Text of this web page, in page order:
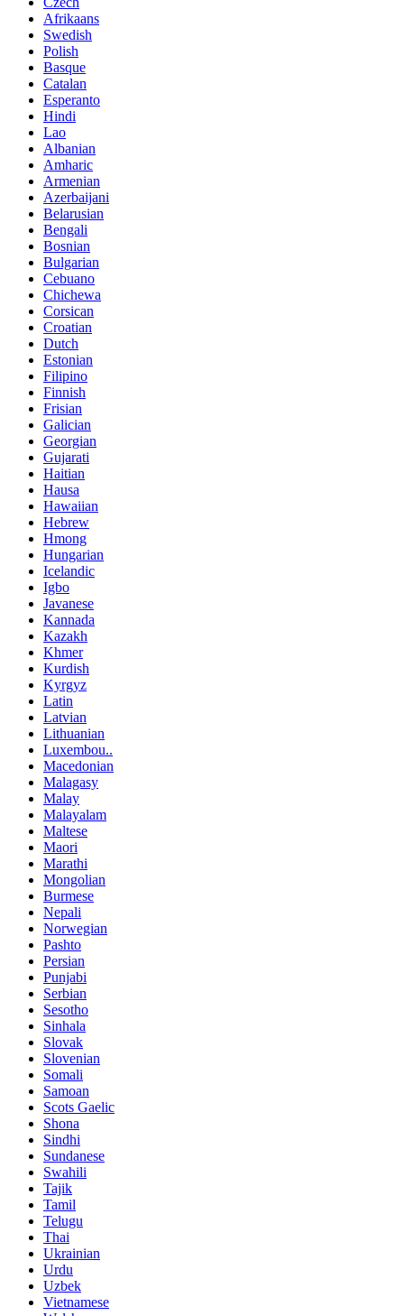
Afrikaans
Swedish
Polish
Basque
Catalan
Esperanto
Hindi
Lao
Albanian
Amharic
Armenian
Azerbaijani
Belarusian
Bengali
Bosnian
Bulgarian
Cebuano
Chichewa
Corsican
Croatian
Dutch
Estonian
Filipino
Finnish
Frisian
Galician
Georgian
Gujarati
Haitian
Hausa
Hawaiian
Hebrew
Hmong
Hungarian
Icelandic
Igbo
Javanese
Kannada
Kazakh
Khmer
Kurdish
Kyrgyz
Latin
Latvian
Lithuanian
Luxembou..
Macedonian
Malagasy
Malay
Malayalam
Maltese
Maori
Marathi
Mongolian
Burmese
Nepali
Norwegian
Pashto
Persian
Punjabi
Serbian
Sesotho
Sinhala
Slovak
Slovenian
Somali
Samoan
Scots Gaelic
Shona
Sindhi
Sundanese
Swahili
Tajik
Tamil
Telugu
Thai
Ukrainian
Urdu
Uzbek
Vietnamese